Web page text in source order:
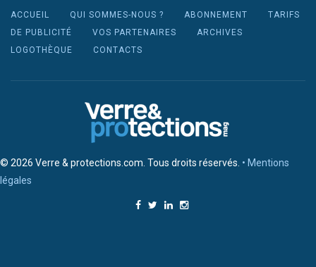
ACCUEIL QUI SOMMES-NOUS ? ABONNEMENT
TARIFS
DE PUBLICITÉ
VOS PARTENAIRES
ARCHIVES
LOGOTHÈQUE
CONTACTS
© 2026 Verre & protections.com. Tous droits réservés. • Mentions
légales